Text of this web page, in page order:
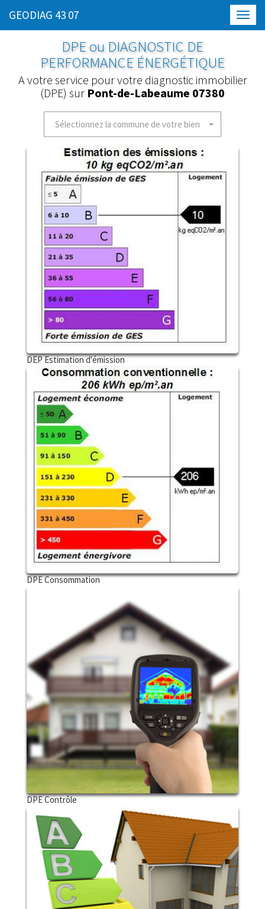
GEODIAG 43 07
DPE ou DIAGNOSTIC DE
PERFORMANCE ÉNERGÉTIQUE
A votre service pour votre diagnostic immobilier
(DPE) sur Pont-de-Labeaume 07380
Sélectionnez la commune de votre bien
DEP Estimation d'émission
DPE Consommation
DPE Contrôle